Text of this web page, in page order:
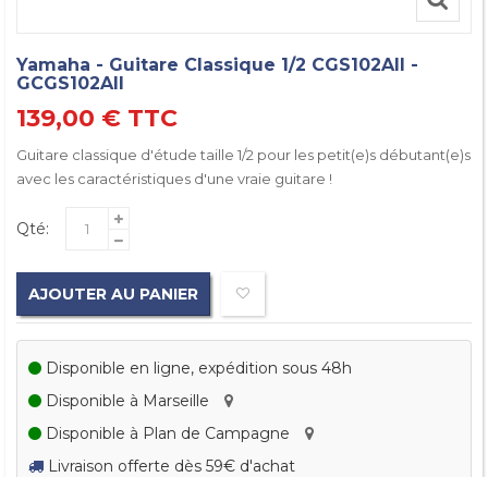
Yamaha - Guitare Classique 1/2 CGS102AII -
GCGS102AII
139,00 € TTC
Guitare classique d'étude taille 1/2 pour les petit(e)s débutant(e)s
avec les caractéristiques d'une vraie guitare !
Qté:
AJOUTER AU PANIER
Disponible en ligne, expédition sous 48h
Disponible à Marseille
Disponible à Plan de Campagne
Livraison offerte dès 59€ d'achat